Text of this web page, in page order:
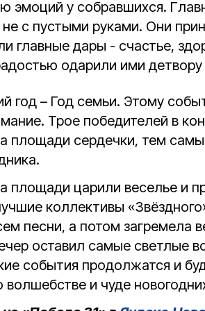
эмоций у собравшихся.
не с пустыми руками. Они
главные дары - счастье,
одарили ими детвору
год – Год семьи. Этому
Трое победителей в
площади сердечки, тем
площади царили веселье и
коллективы
песни, а потом загремела
оставил самые светлые
события продолжатся и
волшебстве и чуде